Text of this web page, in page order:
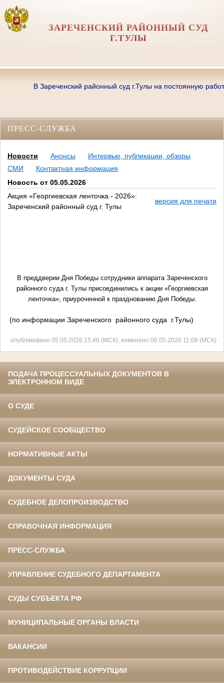
ЗАРЕЧЕНСКИЙ РАЙОННЫЙ СУД
Г.ТУЛЫ
В Зареченский районный суд г.Тулы на постоянную
ПРЕСС-СЛУЖБА
Новости Анонсы
Интервью, публикации, обзоры
СМИ
Контактная информация
Новость от 05.05.2026
Акция «Георгиевская ленточка - 2026»:
Зареченский районный суд г. Тулы
версия для печати
В преддверии Дня Победы сотрудники аппарата Зареченского
районного суда г. Тулы присоединились к акции «Георгиевская
ленточка», приуроченной к празднованию Дня Победы.
(по информации Зареченского районного суда г.Тулы)
опубликовано 05.05.2026 15:46 (МСК), изменено 06.05.2026 11:08 (МСК)
ПОДАЧА ПРОЦЕССУАЛЬНЫХ ДОКУМЕНТОВ В
ЭЛЕКТРОННОМ ВИДЕ
О СУДЕ
СУДЕЙСКОЕ СООБЩЕСТВО
НОРМАТИВНЫЕ АКТЫ
ДОКУМЕНТЫ СУДА
СУДЕБНОЕ ДЕЛОПРОИЗВОДСТВО
СПРАВОЧНАЯ ИНФОРМАЦИЯ
ПРЕСС-СЛУЖБА
УПРАВЛЕНИЕ СУДЕБНОГО ДЕПАРТАМЕНТА
СУДЫ СУБЪЕКТА РФ
МУНИЦИПАЛЬНЫЕ ОРГАНЫ ВЛАСТИ
ВАКАНСИИ
ПРОТИВОДЕЙСТВИЕ КОРРУПЦИИ